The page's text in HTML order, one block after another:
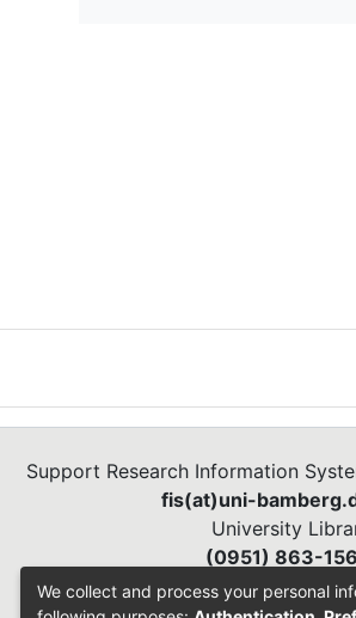
Support Research Information
fis(at)uni-
University
(0951) 863-
We collect and process your personal